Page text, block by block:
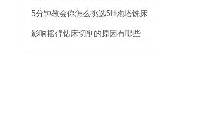
5分钟教会你怎么挑选5H炮塔铣床
影响摇臂钻床切削的原因有哪些